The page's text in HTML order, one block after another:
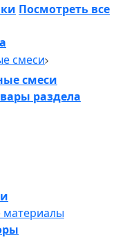
Посмотреть все
смеси
смеси
раздела
материалы